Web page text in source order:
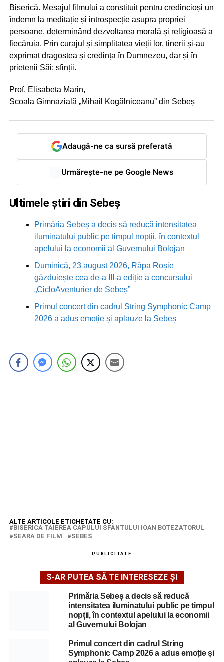
Biserică. Mesajul filmului a constituit pentru credincioși un
îndemn la meditație și introspecție asupra propriei
persoane, determinând dezvoltarea morală și religioasă a
fiecăruia. Prin curajul și simplitatea vieții lor, tinerii și-au
exprimat dragostea și credința în Dumnezeu, dar și în
prietenii Săi: sfinții.
Prof. Elisabeta Marin,
Școala Gimnazială „Mihail Kogălniceanu” din Sebeș
Adaugă-ne ca sursă preferată
Urmărește-ne pe Google News
Ultimele știri din Sebeș
Primăria Sebeș a decis să reducă intensitatea
iluminatului public pe timpul nopții, în contextul
apelului la economii al Guvernului Bolojan
Duminică, 23 august 2026, Râpa Roșie
găzduiește cea de-a III-a ediție a concursului
„CicloAventurier de Sebeș”
Primul concert din cadrul String Symphonic Camp
2026 a adus emoție și aplauze la Sebeș
ALTE ARTICOLE ETICHETATE CU:
BISERICA TAIEREA CAPULUI SFANTULUI IOAN BOTEZATORUL
SEARA DE FILM
SEBES
PUBLICITATE
S-AR PUTEA SĂ TE INTERESEZE ȘI
Primăria Sebeș a decis să reducă
intensitatea iluminatului public pe timpul
nopții, în contextul apelului la economii
al Guvernului Bolojan
Primul concert din cadrul String
Symphonic Camp 2026 a adus emoție și